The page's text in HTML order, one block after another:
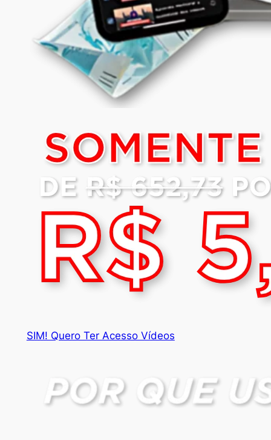
SIM! Quero Ter Acesso Vídeos